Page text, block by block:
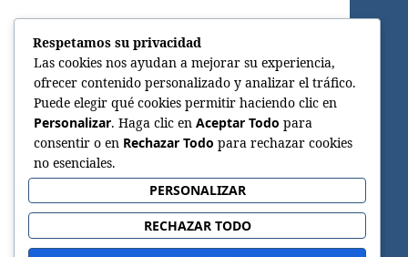
Respetamos su privacidad
Las cookies nos ayudan a mejorar su experiencia,
ofrecer contenido personalizado y analizar el tráfico.
Puede elegir qué cookies permitir haciendo clic en
Personalizar. Haga clic en Aceptar Todo para
consentir o en Rechazar Todo para rechazar cookies
no esenciales.
PERSONALIZAR
RECHAZAR TODO